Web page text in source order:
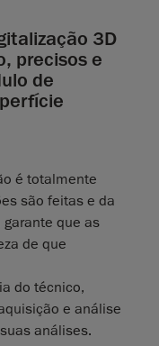
3D
precisos e
de
é totalmente
são feitas e da
que as
de que
do técnico,
e análise
análises.